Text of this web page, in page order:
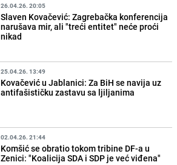
26.04.26. 20:05
Slaven Kovačević: Zagrebačka konferencija
narušava mir, ali "treći entitet" neće proći
nikad
25.04.26. 13:49
Kovačević u Jablanici: Za BiH se navija uz
antifašističku zastavu sa ljiljanima
02.04.26. 21:44
Komšić se obratio tokom tribine DF-a u
Zenici: "Koalicija SDA i SDP je već viđena"